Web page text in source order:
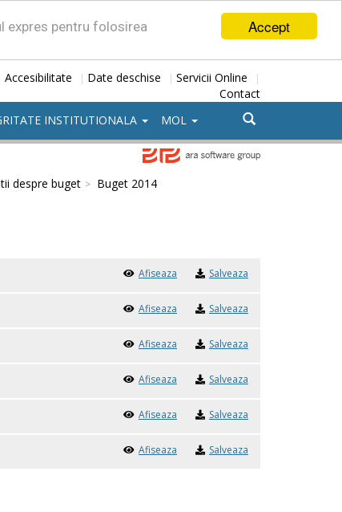
Accept
expres pentru folosirea
Accesibilitate | Date deschise | Servicii Online |
Contact
INSTITUTIONALA MOL
despre buget Buget 2014
Afiseaza Salveaza
Afiseaza Salveaza
Afiseaza Salveaza
Afiseaza Salveaza
Afiseaza Salveaza
Afiseaza Salveaza